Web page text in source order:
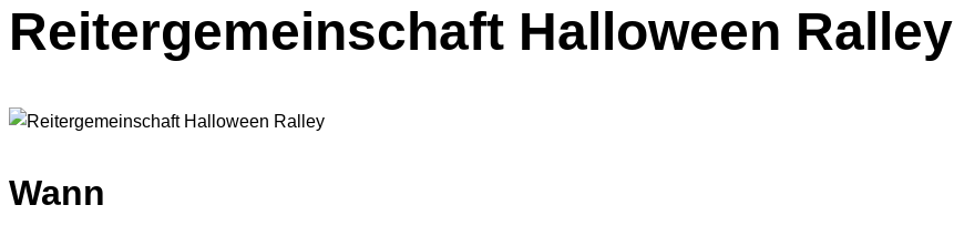
Reitergemeinschaft Halloween Ralley
Wann